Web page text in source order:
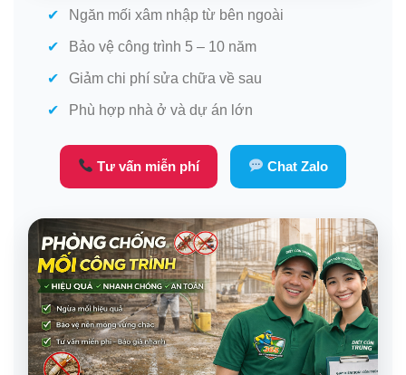
Ngăn mối xâm nhập từ bên ngoài
Bảo vệ công trình 5 – 10 năm
Giảm chi phí sửa chữa về sau
Phù hợp nhà ở và dự án lớn
Tư vấn miễn phí Chat Zalo